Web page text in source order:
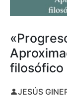
filosófico
JESÚS